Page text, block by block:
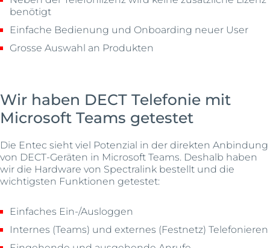
benötigt
Einfache Bedienung und Onboarding neuer User
Grosse Auswahl an Produkten
Wir haben DECT Telefonie mit
Microsoft Teams getestet
Die Entec sieht viel Potenzial in der direkten Anbindung
von DECT-Geräten in Microsoft Teams. Deshalb haben
wir die Hardware von Spectralink bestellt und die
wichtigsten Funktionen getestet:
Einfaches Ein-/Ausloggen
Internes (Teams) und externes (Festnetz) Telefonieren